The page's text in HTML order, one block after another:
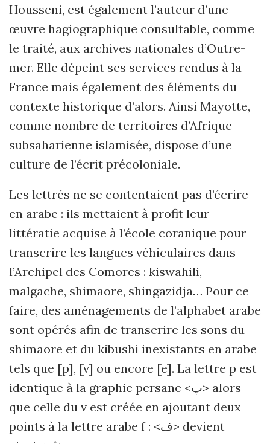
Housseni, est également l’auteur d’une
œuvre hagiographique consultable, comme
le traité, aux archives nationales d’Outre-
mer. Elle dépeint ses services rendus à la
France mais également des éléments du
contexte historique d’alors. Ainsi Mayotte,
comme nombre de territoires d’Afrique
subsaharienne islamisée, dispose d’une
culture de l’écrit précoloniale.
Les lettrés ne se contentaient pas d’écrire
en arabe : ils mettaient à profit leur
littératie acquise à l’école coranique pour
transcrire les langues véhiculaires dans
l’Archipel des Comores : kiswahili,
malgache, shimaore, shingazidja… Pour ce
faire, des aménagements de l’alphabet arabe
sont opérés afin de transcrire les sons du
shimaore et du kibushi inexistants en arabe
tels que [p], [v] ou encore [e]. La lettre p est
identique à la graphie persane <پ> alors
que celle du v est créée en ajoutant deux
points à la lettre arabe f : <ف> devient